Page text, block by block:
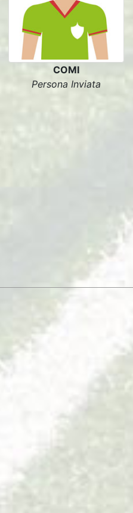
COMI
Persona Inviata